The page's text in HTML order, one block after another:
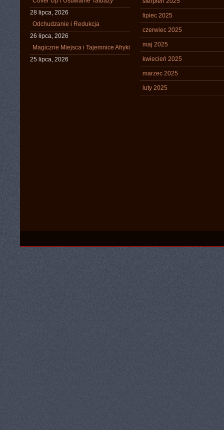
28 lipca, 2026
Odchudzanie i Redukcja
26 lipca, 2026
Magiczne Miejsca i Tajemnice Afryki
25 lipca, 2026
lipiec 2025
czerwiec 2025
maj 2025
kwiecień 2025
marzec 2025
luty 2025